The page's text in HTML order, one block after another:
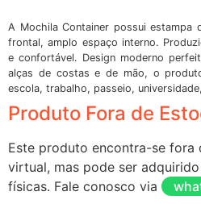
A Mochila Container possui estampa
frontal, amplo espaço interno.
e confortável. Design moderno
alças de costas e de mão, o
escola, trabalho, passeio,
Produto Fora de
Este produto encontra-se fora
virtual, mas pode ser
físicas. Fale conosco via